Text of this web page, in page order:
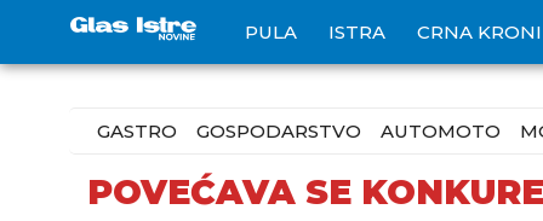
PULA ISTRA CRNA
GASTRO GOSPODARSTVO AUTOMOTO
POVEĆAVA SE